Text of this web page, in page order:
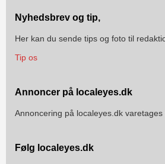
Nyhedsbrev og tip,
Her kan du sende tips og foto til
Tip os
Annoncer på localeyes.dk
Annoncering på localeyes.dk varetages
Følg localeyes.dk